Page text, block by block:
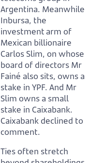
Argentina. Meanwhile
Inbursa, the
investment arm of
Mexican billionaire
Carlos Slim, on whose
board of directors Mr
Fainé also sits, owns a
stake in YPF. And Mr
Slim owns a small
stake in Caixabank.
Caixabank declined to
comment.
Ties often stretch